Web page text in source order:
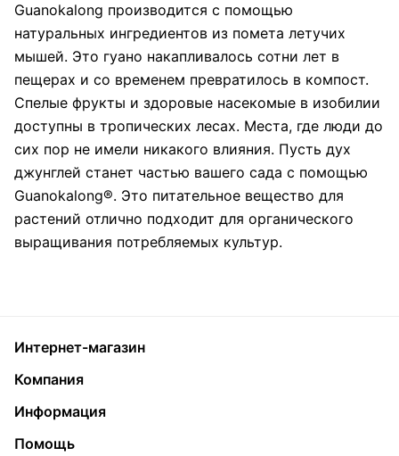
Guanokalong производится с помощью
натуральных ингредиентов из помета летучих
мышей. Это гуано накапливалось сотни лет в
пещерах и со временем превратилось в компост.
Спелые фрукты и здоровые насекомые в изобилии
доступны в тропических лесах. Места, где люди до
сих пор не имели никакого влияния. Пусть дух
джунглей станет частью вашего сада с помощью
Guanokalong®. Это питательное вещество для
растений отлично подходит для органического
выращивания потребляемых культур.
Интернет-магазин
Компания
Информация
Помощь